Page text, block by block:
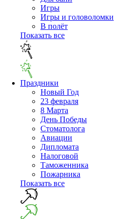
Игры
Игры и головоломки
В полёт
Показать все
Праздники
Новый Год
23 февраля
8 Марта
День Победы
Cтоматолога
Авиации
Дипломата
Налоговой
Таможенника
Пожарника
Показать все